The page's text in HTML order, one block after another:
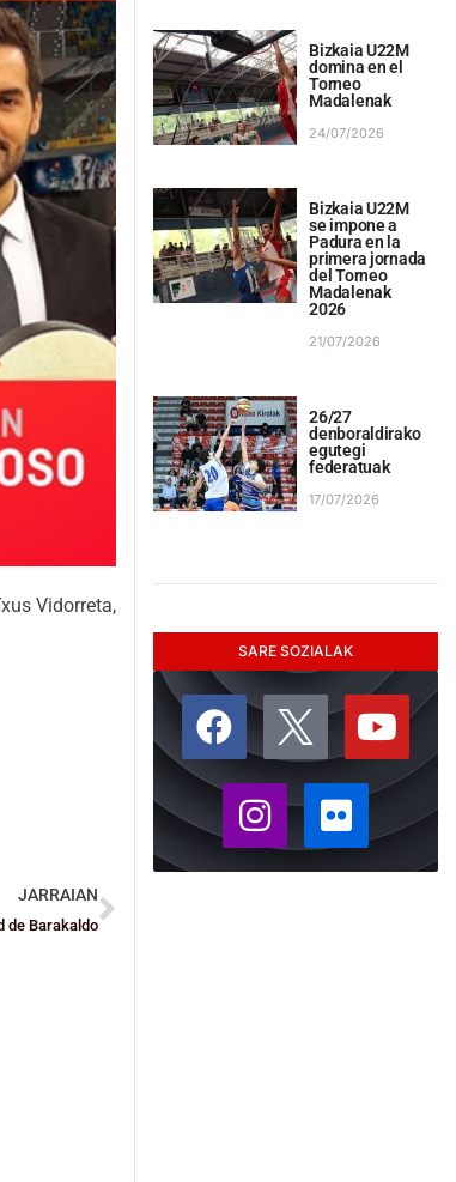
Vidorreta,
JARRAIAN
de Barakaldo
Bizkaia U22M
domina en el
Torneo
Madalenak
24/07/2026
Bizkaia U22M
se impone a
Padura en la
primera jornada
del Torneo
Madalenak
2026
21/07/2026
26/27
denboraldirako
egutegi
federatuak
17/07/2026
SARE SOZIALAK